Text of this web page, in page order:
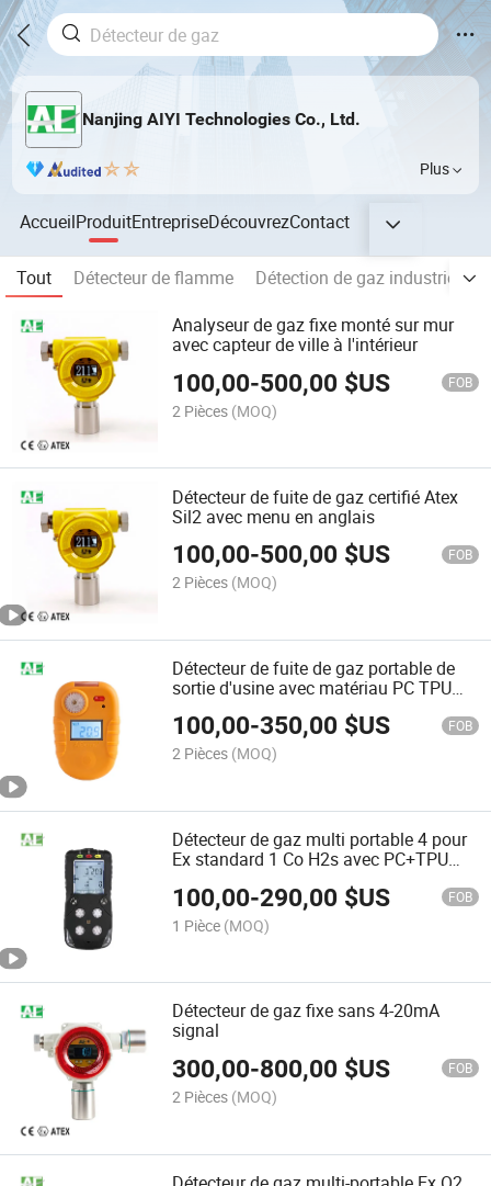
Nanjing AIYI Technologies Co., Ltd.
Plus
AccueilProduitEntrepriseDécouvrezContact
Tout Détecteur de flamme
Détection de gaz industriels
Analyseur de gaz fixe monté sur mur
avec capteur de ville à l'intérieur
100,00-500,00 $US FOB
2 Pièces (MOQ)
Détecteur de fuite de gaz certifié Atex
Sil2 avec menu en anglais
100,00-500,00 $US FOB
2 Pièces (MOQ)
Détecteur de fuite de gaz portable de
sortie d'usine avec matériau PC TPU
100,00-350,00 $US FOB
2 Pièces (MOQ)
Détecteur de gaz multi portable 4 pour
Ex standard 1 Co H2s avec PC+TPU
100,00-290,00 $US FOB
1 Pièce (MOQ)
Détecteur de gaz fixe sans 4-20mA
signal
300,00-800,00 $US FOB
2 Pièces (MOQ)